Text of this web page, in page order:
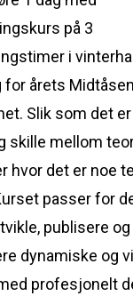
på 3
i
for årets
Slik som det
skille mellom
hvor det er noe
passer for
publisere og
dynamiske og
profesjonelt